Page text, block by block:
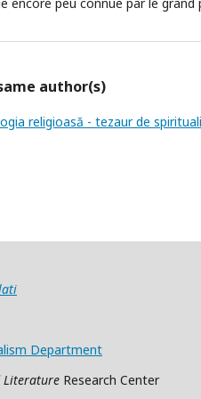
author(s)
religioasă - tezaur de
Department
Literature Research Center